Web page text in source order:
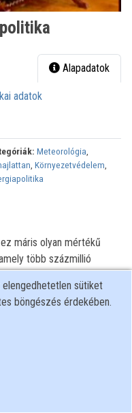
Alapadatok
adatok
Meteorológia,
, Környezetvédelem,
máris olyan mértékű
több százmillió
kibocsátásának
elkerülhetetlen. A
Klubján környezetvédelmi
is olyan távoli jövőben.
sütiket
böngészés érdekében.